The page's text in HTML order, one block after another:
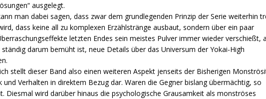
ausgelegt.
man dabei sagen, dass zwar dem grundlegenden Prinzip der Serie weiterhin
dass keine all zu komplexen Erzählstränge ausbaut, sondern über ein paar
letzten Endes sein meistes Pulver immer wieder verschießt,
ständig darum bemüht ist, neue Details über das Universum der Yokai-High
stellt dieser Band also einen weiteren Aspekt jenseits der Bisherigen
und Verhalten in direktem Bezug dar. Waren die Gegner bislang übermächtig, so
Diesmal wird darüber hinaus die psychologische Grausamkeit als monströses